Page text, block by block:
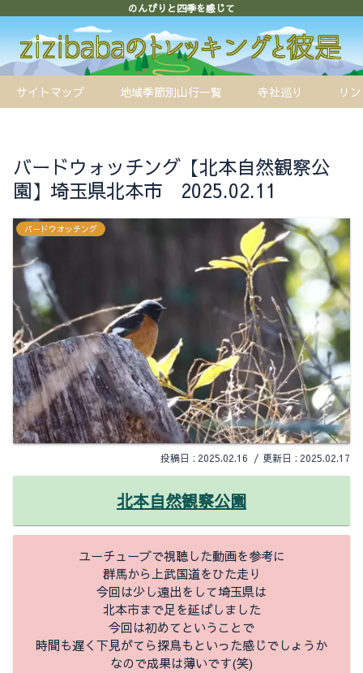
のんびりと四季を感じて
サイトマップ 地域季節別山行一覧 寺社巡り リ
バードウォッチング【北本自然観察公
園】埼玉県北本市 2025.02.11
バードウオッチング
2025.02.16 2025.02.17
北本自然観察公園
ユーチューブで視聴した動画を参考に
群馬から上武国道をひた走り
今回は少し遠出をして埼玉県は
北本市まで足を延ばしました
今回は初めてということで
時間も遅く下見がてら探鳥もといった感じでしょうか
なので成果は薄いです(笑)